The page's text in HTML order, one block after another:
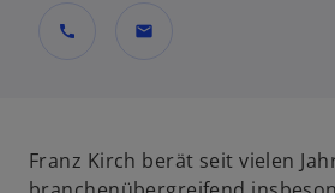
call mail
Franz Kirch berät seit vielen